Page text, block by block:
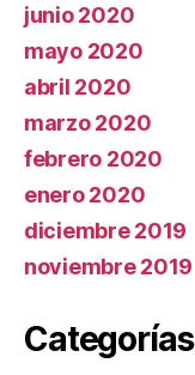
junio 2020
mayo 2020
abril 2020
marzo 2020
febrero 2020
enero 2020
diciembre 2019
noviembre 2019
Categorías